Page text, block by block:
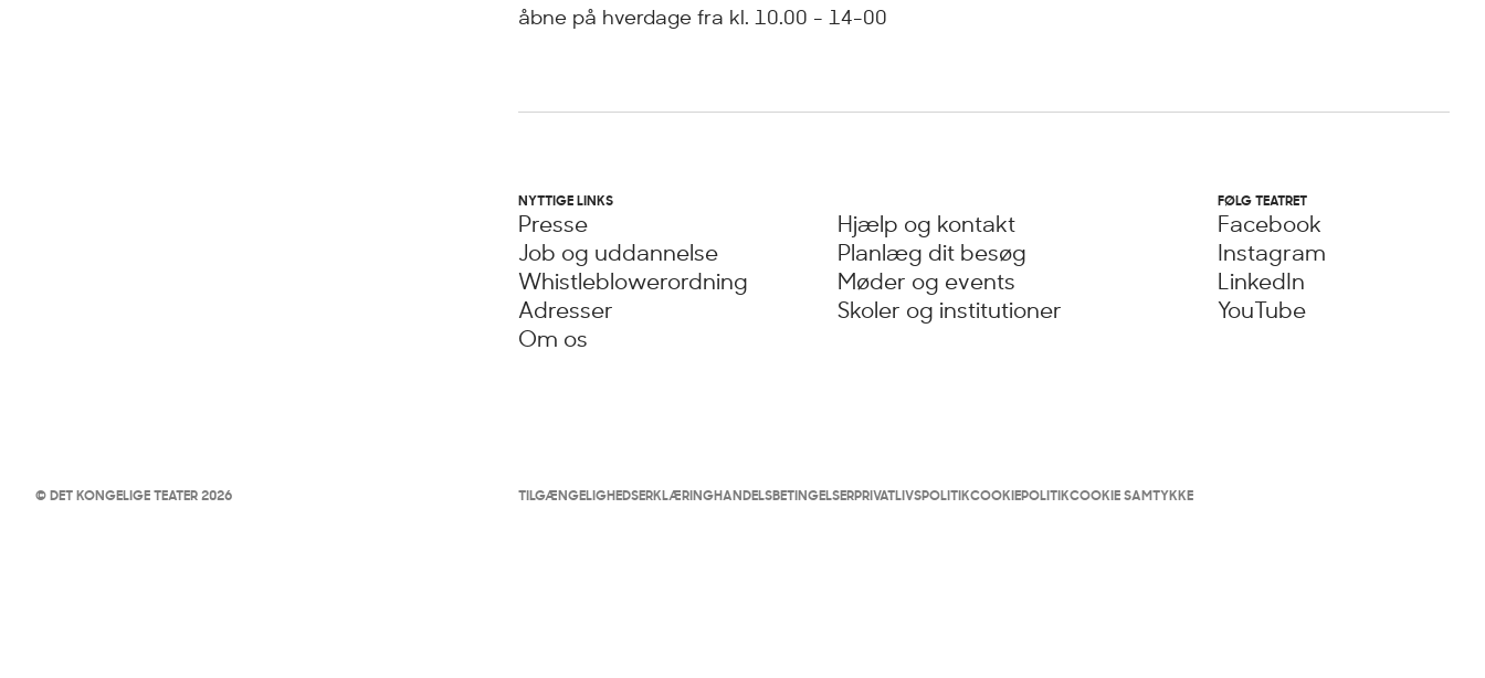
© DET KONGELIGE TEATER 2026
åbne på hverdage fra kl. 10.00 - 14-00
NYTTIGE LINKS
Presse
Job og uddannelse
Whistleblowerordning
Adresser
Om os
Hjælp og kontakt
Planlæg dit besøg
Møder og events
Skoler og institutioner
FØLG TEATRET
Facebook
Instagram
LinkedIn
YouTube
TILGÆNGELIGHEDSERKLÆRING HANDELSBETINGELSER PRIVATLIVSPOLITIKCOOKIEPOLITIKCOOKIE SAMTYKKE